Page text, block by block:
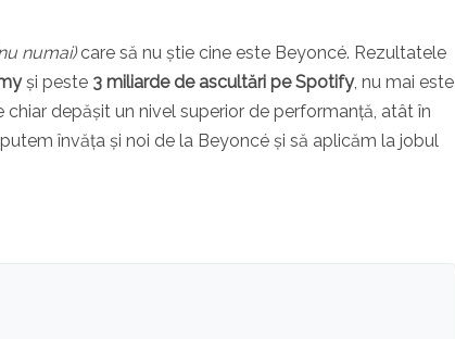
numai)care să nu știe cine este Beyoncé. Rezultatele
și peste 3 miliarde de ascultări pe Spotify, nu mai este
depășit un nivel superior de performanță, atât în
învăța și noi de la Beyoncé și să aplicăm la jobul